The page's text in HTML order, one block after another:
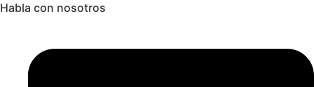
Habla con nosotros